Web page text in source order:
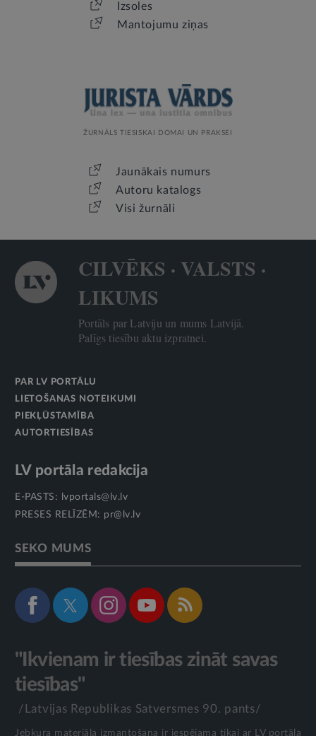
Izsoles
Mantojumu ziņas
ŽURNĀLS TIESISKAI DOMAI UN PRAKSEI
Jaunākais numurs
Autoru katalogs
Visi žurnāli
CILVĒKS · VALSTS ·
LIKUMS
Portāls par Latviju un mums Latvijā.
Palīgs tiesību aktu izpratnei.
PAR LV PORTĀLU
LIETOŠANAS NOTEIKUMI
PIEKĻŪSTAMĪBA
AUTORTIESĪBAS
LV portāla redakcija
E-PASTS:
lvportals@lv.lv
PRESES RELĪZĒM: pr@lv.lv
SEKO MUMS
"Ikvienam ir tiesības zināt savas
tiesības"
/Latvijas Republikas Satversmes 90. pants/
Jebkura materiāla izmantošana ir iespējama tikai ar LV portāla